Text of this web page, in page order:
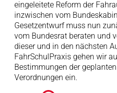
eingeleitete Reform der
inzwischen vom
Gesetzentwurf muss nun
vom Bundesrat beraten und
dieser und in den nächsten
FahrSchulPraxis gehen wir
Bestimmungen der
Verordnungen ein.